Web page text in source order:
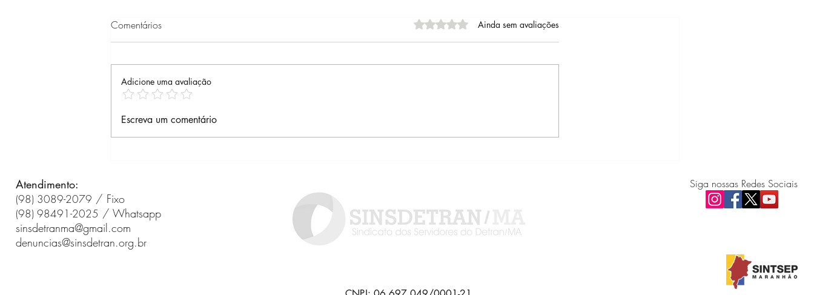
Assembleia Geral
Comentários Avaliado com 0 de 5 estrelas.
Ainda sem avaliações
Adicione uma avaliação
Escreva um comentário
Atendimento:
(98) 3089-2079 / Fixo
(98) 98491-2025 / Whatsapp
sinsdetranma@gmail.com
denuncias@sinsdetran.org.br
Siga nossas Redes Sociais